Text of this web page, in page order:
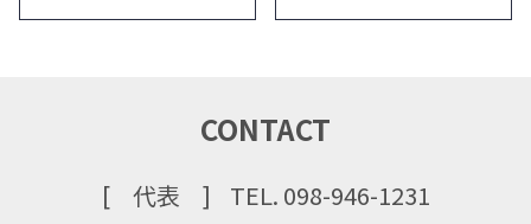
CONTACT
代表
TEL. 098-946-1231